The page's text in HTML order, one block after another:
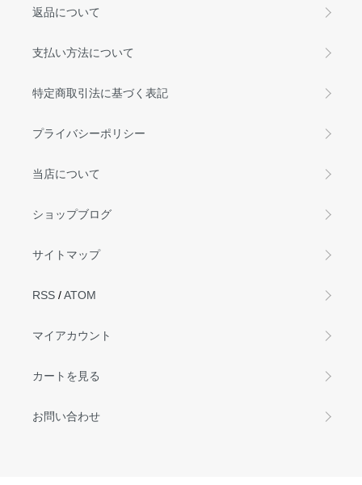
返品について
支払い方法について
特定商取引法に基づく表記
プライバシーポリシー
当店について
ショップブログ
サイトマップ
RSS /ATOM
マイアカウント
カートを見る
お問い合わせ